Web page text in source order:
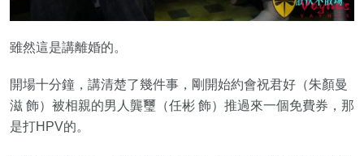
雖然這是講離婚的。
開場十分鐘，講清楚了幾件事，剛開始約會祝君好（朱顏曼
滋 飾）被相親的男人龔璽（任彬 飾）推過來一個免費券，那
是打HPV的。